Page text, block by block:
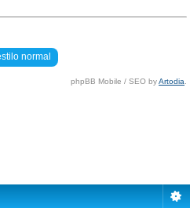
normal
phpBB Mobile / SEO byArtodia